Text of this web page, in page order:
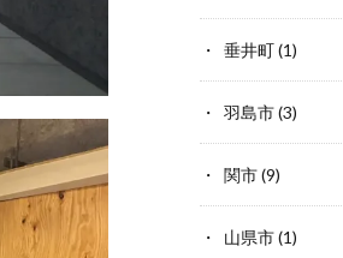
垂井町(1)
羽島市(3)
関市(9)
山県市(1)